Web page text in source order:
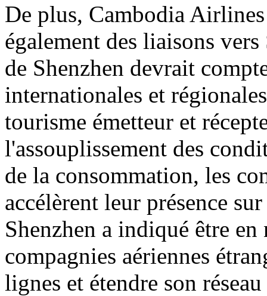
De plus, Cambodia
également des liaisons
de Shenzhen devrait
internationales et
tourisme émetteur et
l'assouplissement des
de la consommation, les
accélèrent leur présence
Shenzhen a indiqué être
compagnies aériennes
lignes et étendre son